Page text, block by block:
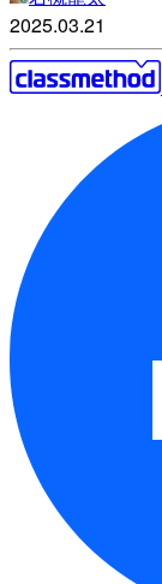
2025.03.21